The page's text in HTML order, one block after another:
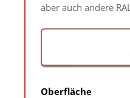
aber auch andere
Oberfläche